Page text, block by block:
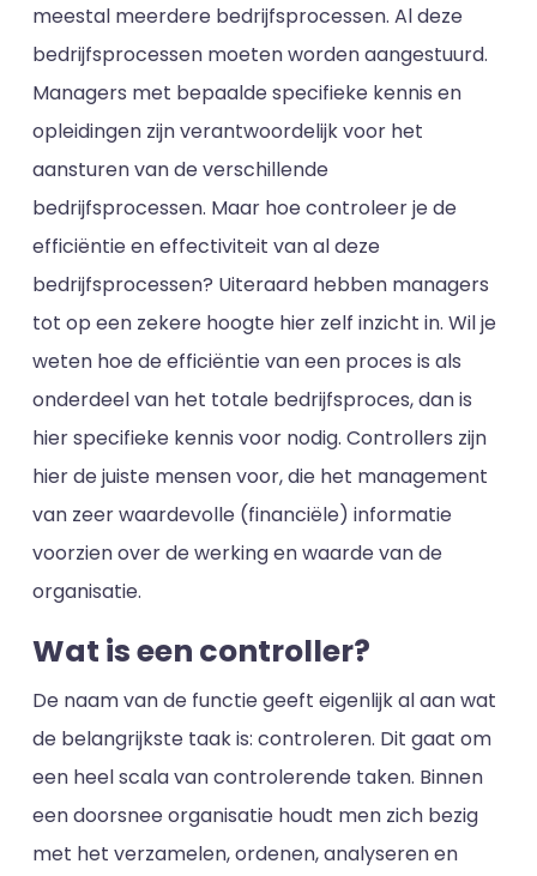
meestal meerdere bedrijfsprocessen. Al deze
bedrijfsprocessen moeten worden aangestuurd.
Managers met bepaalde specifieke kennis en
opleidingen zijn verantwoordelijk voor het
aansturen van de verschillende
bedrijfsprocessen. Maar hoe controleer je de
efficiëntie en effectiviteit van al deze
bedrijfsprocessen? Uiteraard hebben managers
tot op een zekere hoogte hier zelf inzicht in. Wil je
weten hoe de efficiëntie van een proces is als
onderdeel van het totale bedrijfsproces, dan is
hier specifieke kennis voor nodig. Controllers zijn
hier de juiste mensen voor, die het management
van zeer waardevolle (financiële) informatie
voorzien over de werking en waarde van de
organisatie.
Wat is een controller?
De naam van de functie geeft eigenlijk al aan wat
de belangrijkste taak is: controleren. Dit gaat om
een heel scala van controlerende taken. Binnen
een doorsnee organisatie houdt men zich bezig
met het verzamelen, ordenen, analyseren en